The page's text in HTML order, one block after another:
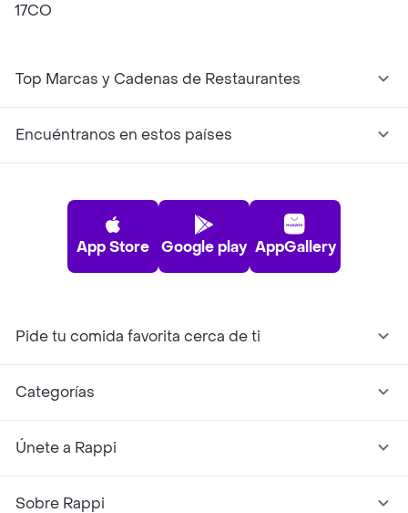
17CO
Top Marcas y Cadenas de Restaurantes
Encuéntranos en estos países
App Store Google play AppGallery
Pide tu comida favorita cerca de ti
Categorías
Únete a Rappi
Sobre Rappi